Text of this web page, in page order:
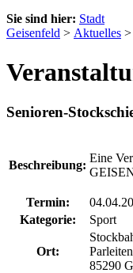
Sie sind hier: Stadt
Geisenfeld > Aktuelles >
Senioren-
Beschreibung:
Eine
Termin:
Kategorie:
Sport
Ort:
85290